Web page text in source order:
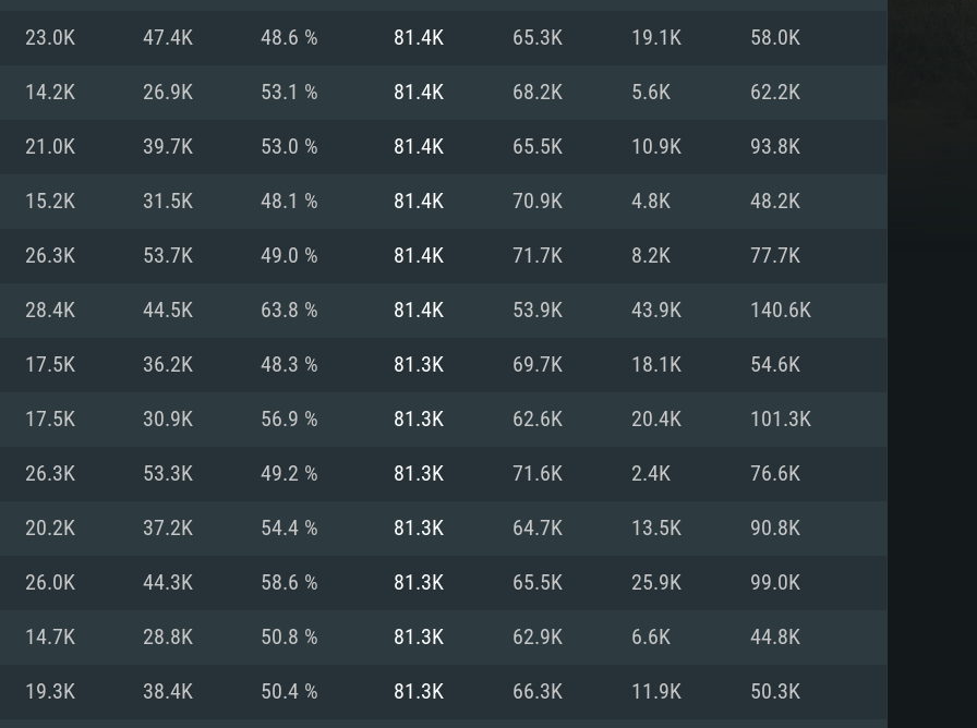
SYSTÈME REQUISE
11: AMD
660. La
le jeu est de
Recommandée
Carte graphique supportant DirectX 11 ou plus et
drivers: Nvidia GeForce 1060 et plus, Radeon RX
570 et plus.
supportés)
(Mac), ou
minimale
Recommandée
ne sont pas supportés)
Mémoire: 8 GB
Carte graphique: Radeon Vega II ou plus avec
support de Metal
les derniers
pour AMD
Recommandée
Carte graphique: NVIDIA 1060 avec les derniers
drivers (moins de 6 mois) / de même pour AMD
(Radeon RX 570) avec les derniers drivers de
23.0K 47.4K 48.6 % 81.4K 65.3K 19.1K 58.0K
14.2K 26.9K 53.1 % 81.4K 68.2K 5.6K 62.2K
21.0K 39.7K 53.0 % 81.4K 65.5K 10.9K 93.8K
15.2K 31.5K 48.1 % 81.4K 70.9K 4.8K 48.2K
26.3K 53.7K 49.0 % 81.4K 71.7K 8.2K 77.7K
28.4K 44.5K 63.8 % 81.4K 53.9K 43.9K 140.6K
17.5K 36.2K 48.3 % 81.3K 69.7K 18.1K 54.6K
17.5K 30.9K 56.9 % 81.3K 62.6K 20.4K 101.3K
26.3K 53.3K 49.2 % 81.3K 71.6K 2.4K 76.6K
20.2K 37.2K 54.4 % 81.3K 64.7K 13.5K 90.8K
26.0K 44.3K 58.6 % 81.3K 65.5K 25.9K 99.0K
14.7K 28.8K 50.8 % 81.3K 62.9K 6.6K 44.8K
19.3K 38.4K 50.4 % 81.3K 66.3K 11.9K 50.3K